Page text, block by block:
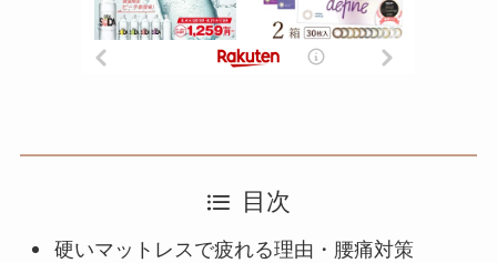
目次
硬いマットレスで疲れる理由・腰痛対策